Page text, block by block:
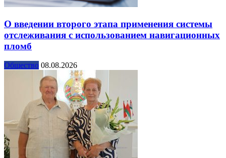
О введении второго этапа применения системы
отслеживания с использованием навигационных
пломб
Общество 08.08.2026